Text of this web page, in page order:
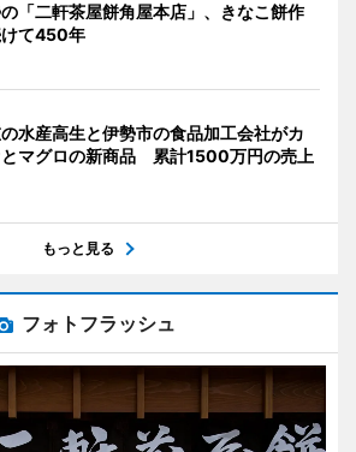
「二軒茶屋餅角屋本店」、きなこ餅作
けて450年
水産高生と伊勢市の食品加工会社がカ
とマグロの新商品 累計1500万円の売上
もっと見る
フォトフラッシュ